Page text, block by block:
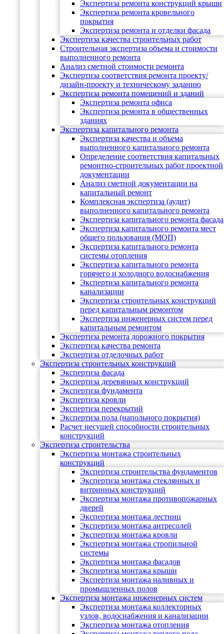
Экспертиза ремонта конструкций крыши
Экспертиза ремонта кровельного
покрытия
Экспертиза ремонта и отделки фасада
Экспертиза качества строительных работ
Строительная экспертиза объема и стоимости
выполненного ремонта
Анализ сметной стоимости ремонта
Экспертиза соответствия ремонта проекту/
дизайн-проекту и техническому заданию
Экспертиза ремонта помещений и зданий
Экспертиза ремонта офиса
Экспертиза ремонта в общественных
зданиях
Экспертиза капитального ремонта
Экспертиза качества и объема
выполненного капитального ремонта
Определение соответствия капитальных
ремонтно-строительных работ проектной
документации
Анализ сметной документации на
капитальный ремонт
Комплексная экспертиза (аудит)
выполненного капитального ремонта
Экспертиза капитального ремонта фасада
Экспертиза капитального ремонта мест
общего пользования (МОП)
Экспертиза капитального ремонта
системы отопления
Экспертиза капитального ремонта
горячего и холодного водоснабжения
Экспертиза капитального ремонта
канализации
Экспертиза строительных конструкций
перед капитальным ремонтом
Экспертиза инженерных систем перед
капитальным ремонтом
Экспертиза ремонта дорожного покрытия
Экспертиза качества ремонта
Экспертиза отделочных работ
Экспертиза строительных конструкций
Экспертиза фасада
Экспертиза деревянных конструкций
Экспертиза фундамента
Экспертиза кровли
Экспертиза перекрытий
Экспертиза пола (напольного покрытия)
Расчет несущей способности строительных
конструкций
Экспертиза строительства
Экспертиза монтажа строительных
конструкций
Экспертиза строительства фундаментов
Экспертиза монтажа стеклянных и
витринных конструкций
Экспертиза монтажа противопожарных
дверей
Экспертиза монтажа лестниц
Экспертиза монтажа антресолей
Экспертиза монтажа кровли
Экспертиза монтажа стропильной
системы
Экспертиза монтажа фасадов
Экспертиза монтажа крыши
Экспертиза монтажа наливных и
промышленных полов
Экспертиза монтажа инженерных систем
Экспертиза монтажа коллекторных
узлов, водоснабжения и канализации
Экспертиза монтажа отопления